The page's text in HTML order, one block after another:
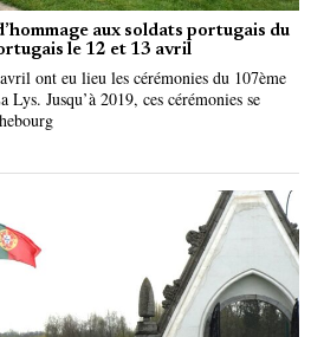
aux soldats portugais du
le 12 et 13 avril
ont eu lieu les cérémonies du 107ème
Jusqu’à 2019, ces cérémonies se